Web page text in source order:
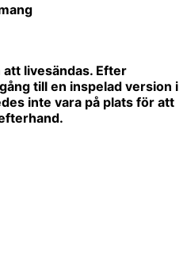
livesändas. Efter
till en inspelad version i
inte vara på plats för att